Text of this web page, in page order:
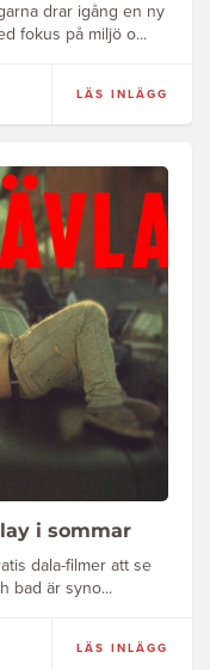
drar igång en ny
fokus på miljö o...
LÄS INLÄGG
i sommar
dala-filmer att se
bad är syno...
LÄS INLÄGG